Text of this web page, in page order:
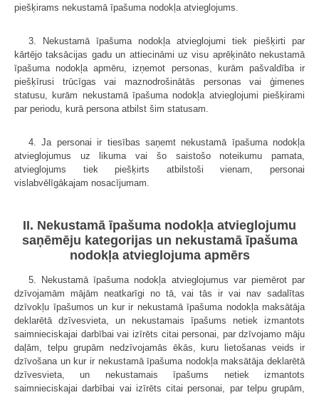
piešķirams nekustamā īpašuma nodokļa atvieglojums.
3. Nekustamā īpašuma nodokļa atvieglojumi tiek piešķirti par
kārtējo taksācijas gadu un attiecināmi uz visu aprēķināto nekustamā
īpašuma nodokļa apmēru, izņemot personas, kurām pašvaldība ir
piešķīrusi trūcīgas vai maznodrošinātās personas vai ģimenes
statusu, kurām nekustamā īpašuma nodokļa atvieglojumi piešķirami
par periodu, kurā persona atbilst šim statusam.
4. Ja personai ir tiesības saņemt nekustamā īpašuma nodokļa
atvieglojumus uz likuma vai šo saistošo noteikumu pamata,
atvieglojums tiek piešķirts atbilstoši vienam, personai
vislabvēlīgākajam nosacījumam.
II. Nekustamā īpašuma nodokļa atvieglojumu
saņēmēju kategorijas un nekustamā īpašuma
nodokļa atvieglojuma apmērs
5. Nekustamā īpašuma nodokļa atvieglojumus var piemērot par
dzīvojamām mājām neatkarīgi no tā, vai tās ir vai nav sadalītas
dzīvokļu īpašumos un kur ir nekustamā īpašuma nodokļa maksātāja
deklarētā dzīvesvieta, un nekustamais īpašums netiek izmantots
saimnieciskajai darbībai vai izīrēts citai personai, par dzīvojamo māju
daļām, telpu grupām nedzīvojamās ēkās, kuru lietošanas veids ir
dzīvošana un kur ir nekustamā īpašuma nodokļa maksātāja deklarētā
dzīvesvieta, un nekustamais īpašums netiek izmantots
saimnieciskajai darbībai vai izīrēts citai personai, par telpu grupām,